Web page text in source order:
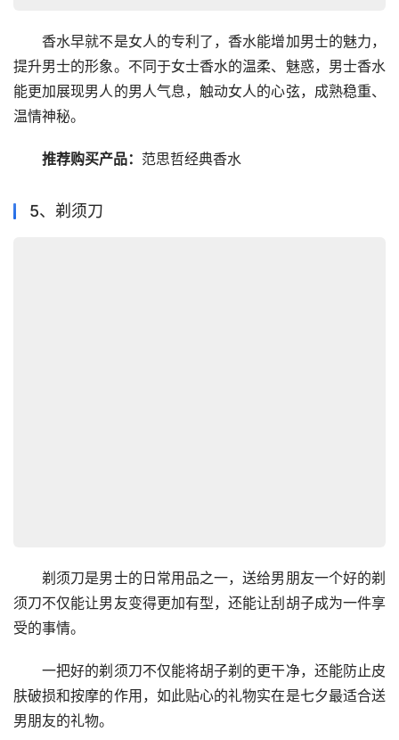
香水早就不是女人的专利了，香水能增加男士的魅力，
提升男士的形象。不同于女士香水的温柔、魅惑，男士香水
能更加展现男人的男人气息，触动女人的心弦，成熟稳重、
温情神秘。
推荐购买产品： 范思哲经典香水
5、剃须刀
剃须刀是男士的日常用品之一，送给男朋友一个好的剃
须刀不仅能让男友变得更加有型，还能让刮胡子成为一件享
受的事情。
一把好的剃须刀不仅能将胡子剃的更干净，还能防止皮
肤破损和按摩的作用，如此贴心的礼物实在是七夕最适合送
男朋友的礼物。